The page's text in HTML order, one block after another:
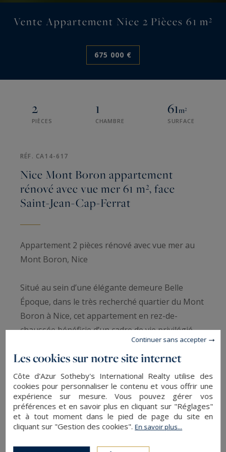
Vente Appartement Nice 2 Pièces 61 m²
675 000 €
2
PIÈCES
1
CHAMBRE
61m²
SURFACE
RÉF. CA14-617
Nice Mont Boron appartement
rénové avec vue mer 61 m², face
Saint-Jean-Cap-Ferrat
Appartement 2 pièces rénové avec vue mer au
Mont Boron, Nice
Situé au sein d’une élégante demeure Belle
Époque, dans le très recherché quartier du Mont
Boron à Nice, cet appartement en rez-de-
chaussée bénéficie d’un cadre de vie privilégié,
alliant calme absolu et panorama exceptionnel
sur la Méditerranée face à Saint-Jean-Cap-Ferrat.
D’une superficie d’environ 61 m², ce bien a
récemment fait l’objet d’une rénovation de
grande qualité et est proposé entièrement
meublé et équipé, offrant une solution clé en
Les cookies sur notre site internet
Côte d'Azur Sotheby's International Realty utilise des
cookies pour personnaliser le contenu et vous offrir une
expérience sur mesure. Vous pouvez gérer vos
préférences et en savoir plus en cliquant sur "Réglages"
et à tout moment dans le pied de page du site en
cliquant sur "Gestion des cookies".En savoir plus...
Continuer sans accepter